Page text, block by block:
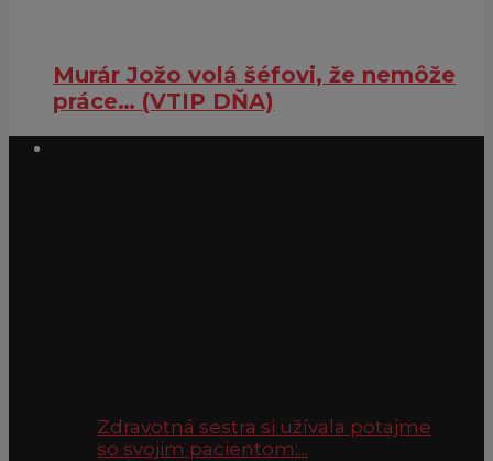
Murár Jožo volá šéfovi, že nemôže
práce… (VTIP DŇA)
Zdravotná sestra si užívala potajme
so svojim pacientom:...